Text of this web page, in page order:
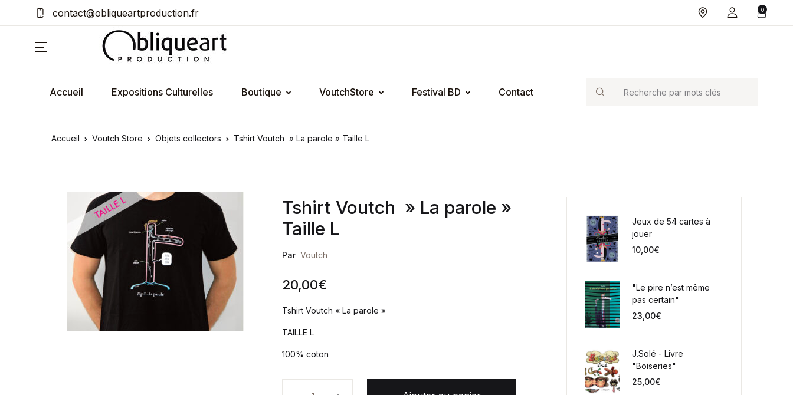
contact@obliqueartproduction.fr 0
Accueil Expositions Culturelles Boutique VoutchStore Festival BD Contact Search
Accueil Voutch Store Objets collectors Tshirt Voutch » La parole » Taille L
Tshirt Voutch » La parole »
Taille L
Par Voutch
20,00€
Tshirt Voutch « La parole »
TAILLE L
100% coton
Jeux de 54 cartes à
jouer
10,00€
"Le pire n’est même
pas certain"
23,00€
J.Solé - Livre
"Boiseries"
25,00€